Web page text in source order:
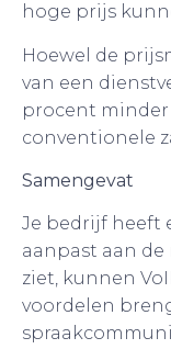
hoge prijs
Hoewel de
van een
procent
conventionele
Samengevat
Je bedrijf heeft
aanpast aan de
ziet, kunnen
voordelen